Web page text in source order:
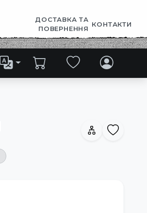
ДОСТАВКА ТА
ПОВЕРНЕННЯ
КОНТАКТИ